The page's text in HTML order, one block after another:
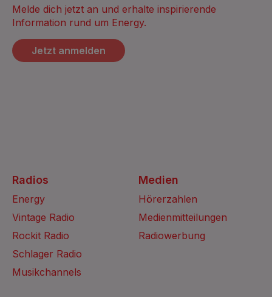
Melde dich jetzt an und erhalte inspirierende
Information rund um Energy.
Jetzt anmelden
Radios
Energy
Vintage Radio
Rockit Radio
Schlager Radio
Musikchannels
Medien
Hörerzahlen
Medienmitteilungen
Radiowerbung